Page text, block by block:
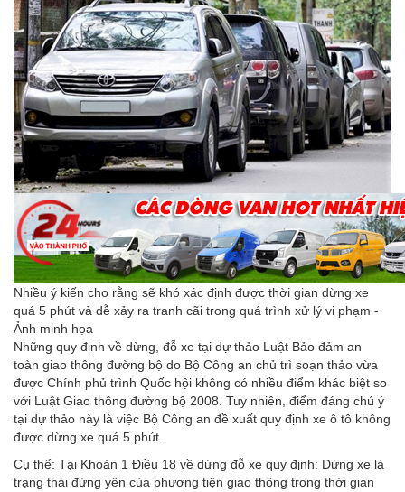
Nhiều ý kiến cho rằng sẽ khó xác định được thời gian dừng xe
quá 5 phút và dễ xảy ra tranh cãi trong quá trình xử lý vi phạm -
Ảnh minh họa
Những quy định về dừng, đỗ xe tại dự thảo Luật Bảo đảm an
toàn giao thông đường bộ do Bộ Công an chủ trì soạn thảo vừa
được Chính phủ trình Quốc hội không có nhiều điểm khác biệt so
với Luật Giao thông đường bộ 2008. Tuy nhiên, điểm đáng chú ý
tại dự thảo này là việc Bộ Công an đề xuất quy định xe ô tô không
được dừng xe quá 5 phút.
Cụ thể: Tại Khoản 1 Điều 18 về dừng đỗ xe quy định: Dừng xe là
trạng thái đứng yên của phương tiện giao thông trong thời gian